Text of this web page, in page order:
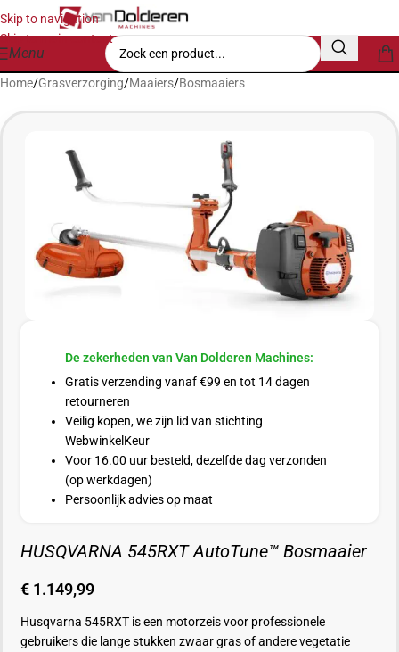
Skip to navigation
Skip to main content
Menu
Home/Grasverzorging/Maaiers/Bosmaaiers
De zekerheden van Van Dolderen Machines:
Gratis verzending vanaf €99 en tot 14 dagen
retourneren
Veilig kopen, we zijn lid van stichting
WebwinkelKeur
Voor 16.00 uur besteld, dezelfde dag verzonden
(op werkdagen)
Persoonlijk advies op maat
HUSQVARNA 545RXT AutoTune™ Bosmaaier
€ 1.149,99
Husqvarna 545RXT is een motorzeis voor professionele
gebruikers die lange stukken zwaar gras of andere vegetatie